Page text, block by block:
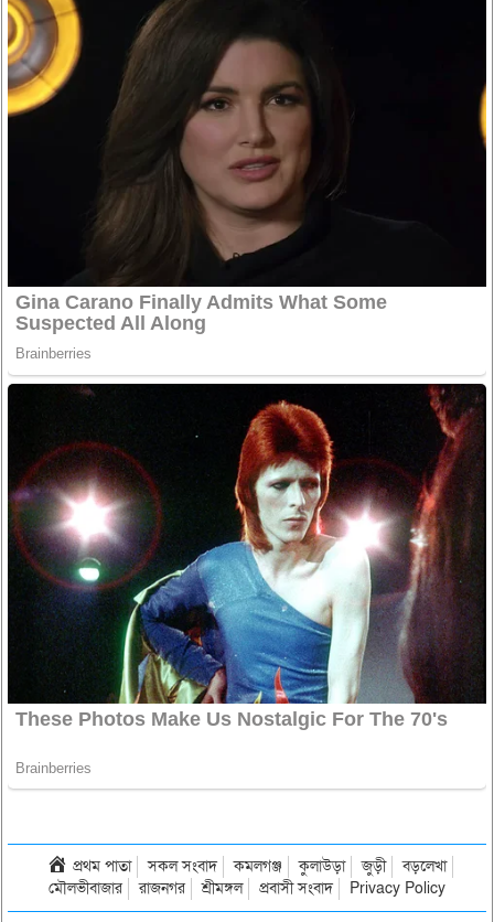
প্রথম পাতা সকল সংবাদ কমলগঞ্জ কুলাউড়া জুড়ী
বড়লেখা
মৌলভীবাজার
রাজনগর শ্রীমঙ্গল প্রবাসী সংবাদ Privacy Policy